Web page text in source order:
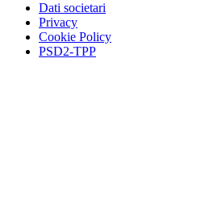
Dati societari
Privacy
Cookie Policy
PSD2-TPP